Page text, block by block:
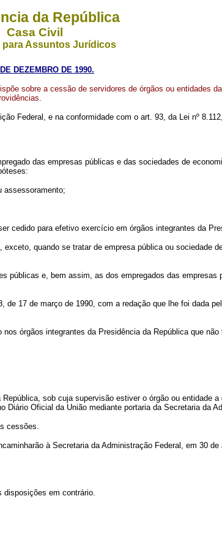
da República
Casa Civil
para Assuntos Jurídicos
DEZEMBRO DE 1990.
sobre a cessão de servidores de órgãos ou entidades
Federal, e na conformidade com o art. 93, da Lei nº
das empresas públicas e das sociedades de
para efetivo exercício em órgãos integrantes da
quando se tratar de empresa pública ou sociedade
e, bem assim, as dos empregados das empresas
de março de 1990, com a redação que lhe foi dada
órgãos integrantes da Presidência da República que não
sob cuja supervisão estiver o órgão ou entidade a
Oficial da União mediante portaria da Secretaria da
cessões.
à Secretaria da Administração Federal, em 30 de
disposições em contrário.